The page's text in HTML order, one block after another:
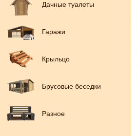
Дачные туалеты
Гаражи
Крыльцо
Брусовые беседки
Разное